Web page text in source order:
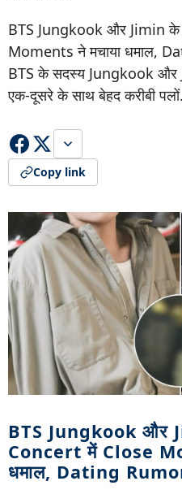
BTS Jungkook और Jimin
Moments ने मचाया धमाल,
BTS के सदस्य Jungkook
एक-दूसरे के साथ बेहद करीबी
Copy link
BTS Jungkook और
Concert में Close
धमाल, Dating